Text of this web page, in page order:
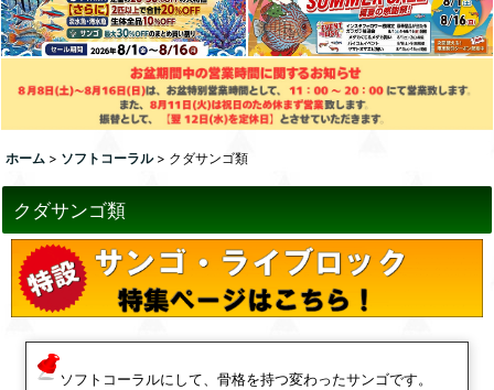
ホーム > ソフトコーラル > クダサンゴ類
クダサンゴ類
ソフトコーラルにして、骨格を持つ変わったサンゴです。